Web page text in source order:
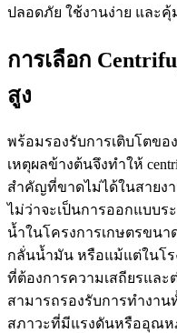
ปลอดภัย ใช้งานง่าย และ
การเลือก
สูง
พร้อมรองรับการเติบโตขอ
เหตุผลข้างต้นจึงทำให้
สำคัญที่ขาดไม่ได้ในสายง
ไม่ว่าจะเป็นการออกแบบร
น้ำในโครงการเกษตรขนา
กลั่นน้ำมัน หรือแม้แต่ในโร
ที่ต้องการความเสถียรและ
สามารถรองรับการทำงา
สภาวะที่มีแรงดันหรืออุณห